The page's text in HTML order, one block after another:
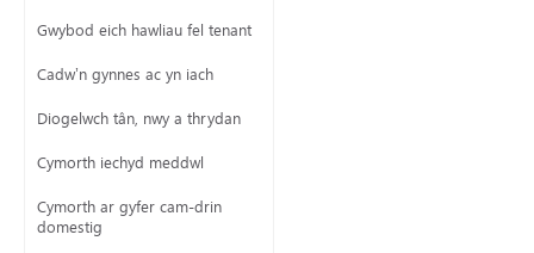
Gwybod eich hawliau fel tenant
Cadw’n gynnes ac yn iach
Diogelwch tân, nwy a thrydan
Cymorth iechyd meddwl
Cymorth ar gyfer cam-drin
domestig